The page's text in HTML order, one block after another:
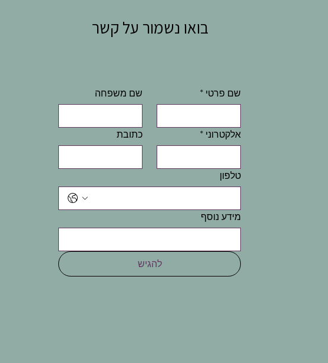
בואו נשמור על קשר
שם פרטי * שם משפחה
אלקטרוני * כתובת
טלפון
מידע נוסף
להגיש